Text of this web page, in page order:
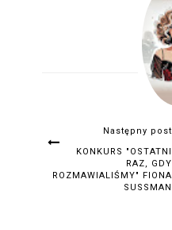
Następny post
KONKURS "OSTATNI
RAZ, GDY
ROZMAWIALIŚMY" FIONA
SUSSMAN